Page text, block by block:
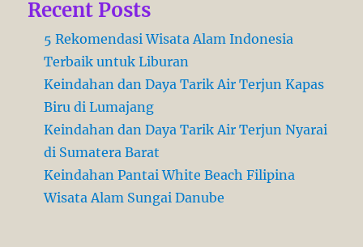
Recent Posts
5 Rekomendasi Wisata Alam Indonesia
Terbaik untuk Liburan
Keindahan dan Daya Tarik Air Terjun Kapas
Biru di Lumajang
Keindahan dan Daya Tarik Air Terjun Nyarai
di Sumatera Barat
Keindahan Pantai White Beach Filipina
Wisata Alam Sungai Danube